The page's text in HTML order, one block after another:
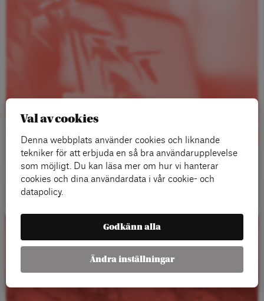
Läs mer
Kalender
Val av cookies
Denna webbplats använder cookies och liknande
tekniker för att erbjuda en så bra användarupplevelse
som möjligt. Du kan läsa mer om hur vi hanterar
cookies och dina användardata i vår cookie- och
datapolicy.
Godkänn alla
Ändra inställningar